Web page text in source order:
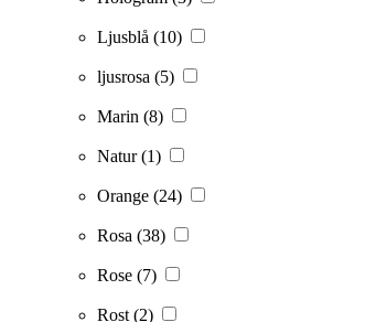
Ljusblå (10)
ljusrosa (5)
Marin (8)
Natur(1)
Orange (24)
Rosa (38)
Rose (7)
Rost (2)